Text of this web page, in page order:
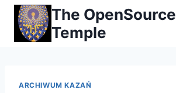
Skip
content
The OpenSource
Temple
ARCHIWUM KAZAŃ